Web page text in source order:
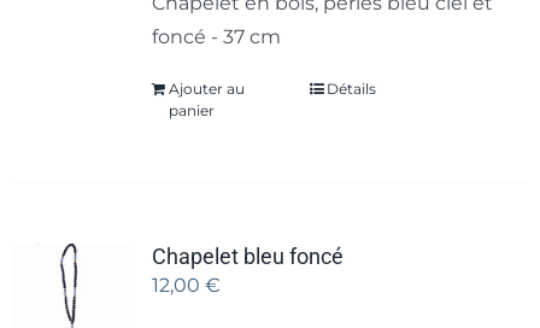
foncé - 37 cm
Ajouter au
panier
Détails
Chapelet bleu foncé
12,00 €